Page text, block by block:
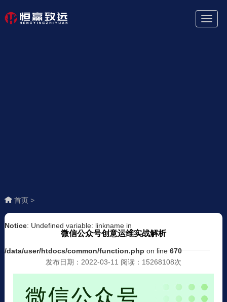
首页 >
Notice: Undefined variable: linkname in
/data/user/htdocs/common/function.phpon line670
微信公众号创意运维实战解析
发布日期：2022-03-11 阅读：15268108次